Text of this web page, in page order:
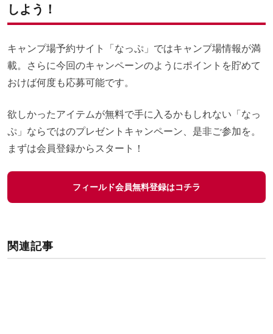
しよう！
キャンプ場予約サイト「なっぷ」ではキャンプ場情報が満
載。さらに今回のキャンペーンのようにポイントを貯めて
おけば何度も応募可能です。
欲しかったアイテムが無料で手に入るかもしれない「なっ
ぷ」ならではのプレゼントキャンペーン、是非ご参加を。
まずは会員登録からスタート！
フィールド会員無料登録はコチラ
関連記事